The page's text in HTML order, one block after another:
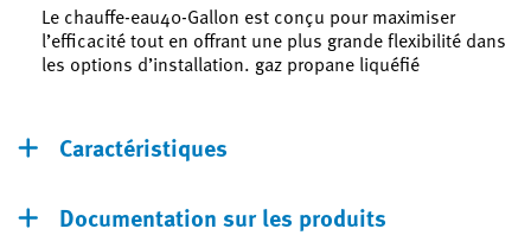
Le chauffe-eau40-Gallon est conçu pour maximiser
l’efficacité tout en offrant une plus grande flexibilité dans
les options d’installation. gaz propane liquéfié
Caractéristiques
Documentation sur les produits